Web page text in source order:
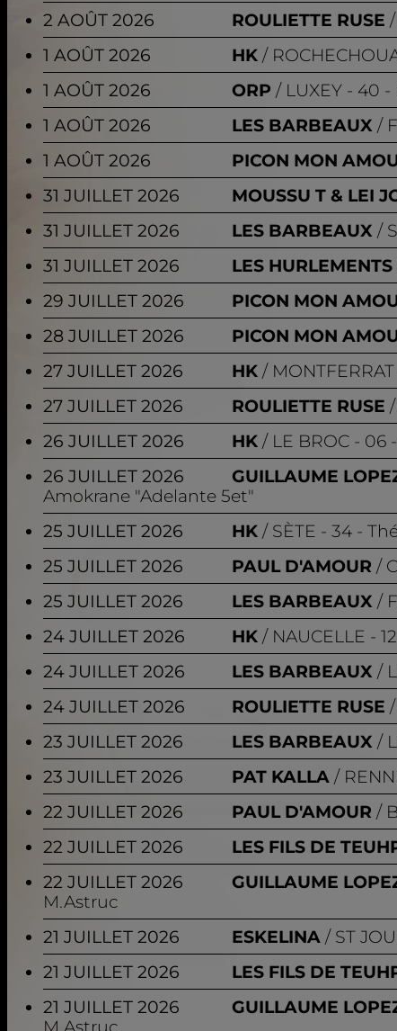
2 AOÛT 2026
ROULIETTE RUSE
1 AOÛT 2026
HK
1 AOÛT 2026
ORP LUXEY - 40 -
1 AOÛT 2026
LES BARBEAUX
1 AOÛT 2026
PICON MON
31 JUILLET 2026
MOUSSU T & LEI
31 JUILLET 2026
LES BARBEAUX
31 JUILLET 2026
LES
29 JUILLET 2026
PICON MON
28 JUILLET 2026
PICON MON
27 JUILLET 2026
HK MONTFERRAT
27 JUILLET 2026
ROULIETTE RUSE
26 JUILLET 2026
HK LE BROC - 06
26 JUILLET 2026
GUILLAUME
Amokrane "Adelante 5et"
25 JUILLET 2026
HK SÈTE - 34 -
25 JUILLET 2026
PAUL D'AMOUR
25 JUILLET 2026
LES BARBEAUX
24 JUILLET 2026
HK NAUCELLE -
24 JUILLET 2026
LES BARBEAUX
24 JUILLET 2026
ROULIETTE RUSE
23 JUILLET 2026
LES BARBEAUX
23 JUILLET 2026
PAT KALLA
22 JUILLET 2026
PAUL D'AMOUR
22 JUILLET 2026
LES FILS DE
22 JUILLET 2026
GUILLAUME
M.Astruc
21 JUILLET 2026
ESKELINA ST
21 JUILLET 2026
LES FILS DE
21 JUILLET 2026
GUILLAUME
M.Astruc